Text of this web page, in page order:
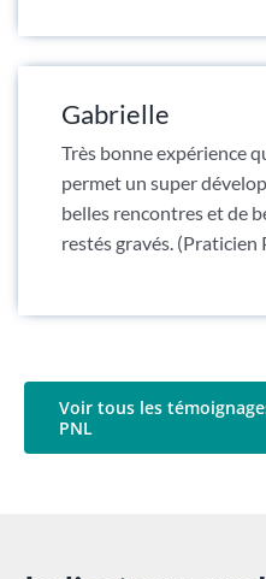
Gabrielle
Très bonne expérience
permet un super
belles rencontres et de
restés gravés. (Praticien
Voir tous les
PNL